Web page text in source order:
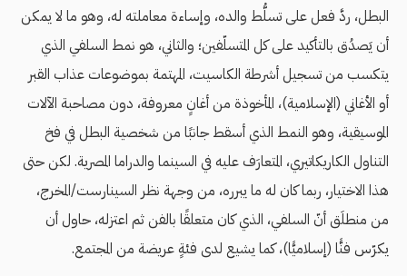
البطل، ردَّ فعل على تسلُّط والده، وإساءة معاملته له، وهو ما لا يمكن
أن يَصدُق بالتأكيد على كل المتسلّفين؛ والثاني، هو نمط السلفي الذي
يتكسب من تسجيل أشرطة الكاسيت، المهتمة بموضوعات عذاب القبر
أو الأغاني (الإسلامية)، المأخوذة من أغانٍ معروفة، دون مصاحبة الآلات
الموسيقية، وهو النمط الذي أسقط جانبًا من شخصية البطل في فخ
التناول الكاريكاتيري، المتعارَف عليه في السينما والدراما المصرية. لكن حتى
هذا الاختيار، ربما كان له ما يبرره، من وجهة نظر السينارست/المخرج،
من منطلَق أنّ السلفي، الذي كان متعلقًا بالفن ثم اعتزله، حاول أن
يكرّس فنًّا (إسلاميًّا)، كما يشيع لدى فئةٍ عريضة من المجتمع.